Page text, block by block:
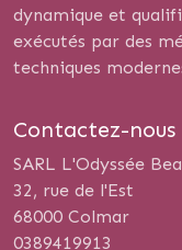
dynamique et
exécutés par des
techniques
Contactez-nous
SARL L'Odyssée
32, rue de l'Est
68000 Colmar
0389419913